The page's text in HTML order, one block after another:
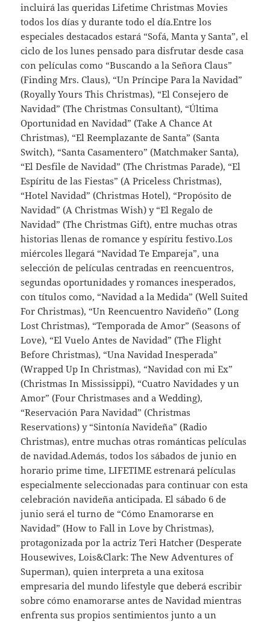
incluirá las queridas Lifetime Christmas Movies
todos los días y durante todo el día.Entre los
especiales destacados estará “Sofá, Manta y Santa”, el
ciclo de los lunes pensado para disfrutar desde casa
con películas como “Buscando a la Señora Claus”
(Finding Mrs. Claus), “Un Príncipe Para la Navidad”
(Royally Yours This Christmas), “El Consejero de
Navidad” (The Christmas Consultant), “Última
Oportunidad en Navidad” (Take A Chance At
Christmas), “El Reemplazante de Santa” (Santa
Switch), “Santa Casamentero” (Matchmaker Santa),
“El Desfile de Navidad” (The Christmas Parade), “El
Espíritu de las Fiestas” (A Priceless Christmas),
“Hotel Navidad” (Christmas Hotel), “Propósito de
Navidad” (A Christmas Wish) y “El Regalo de
Navidad” (The Christmas Gift), entre muchas otras
historias llenas de romance y espíritu festivo.Los
miércoles llegará “Navidad Te Empareja”, una
selección de películas centradas en reencuentros,
segundas oportunidades y romances inesperados,
con títulos como, “Navidad a la Medida” (Well Suited
For Christmas), “Un Reencuentro Navideño” (Long
Lost Christmas), “Temporada de Amor” (Seasons of
Love), “El Vuelo Antes de Navidad” (The Flight
Before Christmas), “Una Navidad Inesperada”
(Wrapped Up In Christmas), “Navidad con mi Ex”
(Christmas In Mississippi), “Cuatro Navidades y un
Amor” (Four Christmases and a Wedding),
“Reservación Para Navidad” (Christmas
Reservations) y “Sintonía Navideña” (Radio
Christmas), entre muchas otras románticas películas
de navidad.Además, todos los sábados de junio en
horario prime time, LIFETIME estrenará películas
especialmente seleccionadas para continuar con esta
celebración navideña anticipada. El sábado 6 de
junio será el turno de “Cómo Enamorarse en
Navidad” (How to Fall in Love by Christmas),
protagonizada por la actriz Teri Hatcher (Desperate
Housewives, Lois&Clark: The New Adventures of
Superman), quien interpreta a una exitosa
empresaria del mundo lifestyle que deberá escribir
sobre cómo enamorarse antes de Navidad mientras
enfrenta sus propios sentimientos junto a un